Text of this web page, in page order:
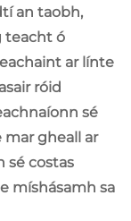
an taobh,
teacht ó
ar línte
róid
sé
mar gheall ar
sé costas
míshásamh sa